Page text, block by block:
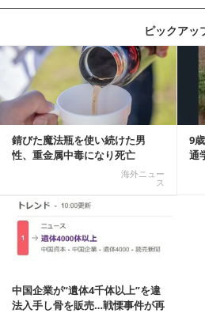
ピックアッ
錆びた魔法瓶を使い続けた男
性、重金属中毒になり死亡
海外ニュー
ス
9
通
記事を読む
中国企業が“遺体4千体以上”を違
法入手し骨を販売…戦慄事件が再